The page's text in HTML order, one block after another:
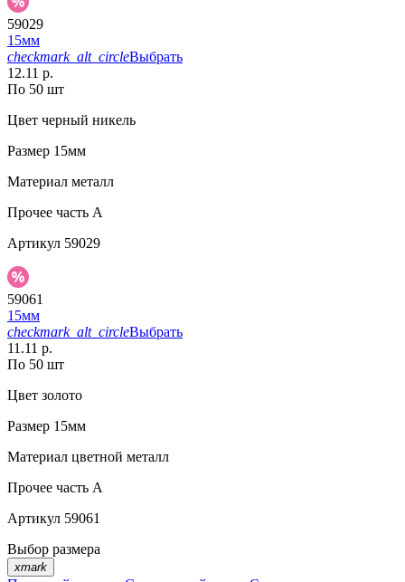
59029
15мм
checkmark_alt_circleВыбрать
12.11 р.
По 50 шт
Цвет черный никель
Размер 15мм
Материал металл
Прочее часть A
Артикул 59029
59061
15мм
checkmark_alt_circleВыбрать
11.11 р.
По 50 шт
Цвет золото
Размер 15мм
Материал цветной металл
Прочее часть A
Артикул 59061
Выбор размера
xmark